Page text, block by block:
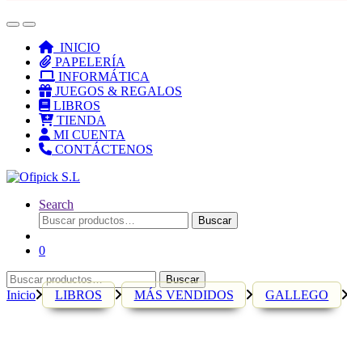
INICIO
PAPELERÍA
INFORMÁTICA
JUEGOS & REGALOS
LIBROS
TIENDA
MI CUENTA
CONTÁCTENOS
Search
Buscar
por:
Buscar
0
Buscar
por:
Buscar
Inicio LIBROS MÁS VENDIDOS GALLEGO